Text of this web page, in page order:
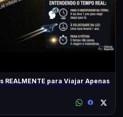
REALMENTE para Viajar Apenas